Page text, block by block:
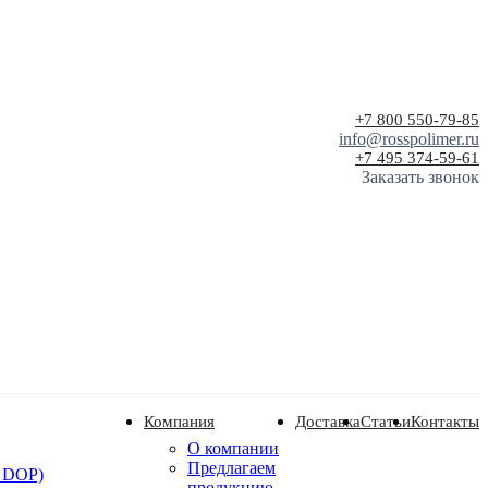
+7 800 550-79-85
info@rosspolimer.ru
+7 495 374-59-61
Заказать звонок
Компания
О компании
Предлагаем
ДоставкаСтатьиКонтакты